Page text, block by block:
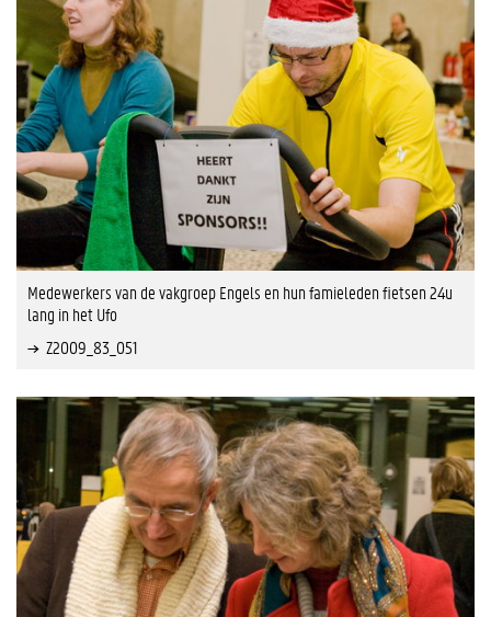
Medewerkers van de vakgroep Engels en hun famieleden fietsen 24u
lang in het Ufo
Z2009_83_051